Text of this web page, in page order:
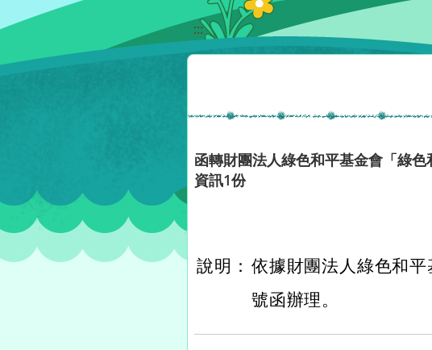
:::
函轉財團法人綠色和平基金會「綠
資訊1份
說明： 依據財團法人綠色和
號函辦理。